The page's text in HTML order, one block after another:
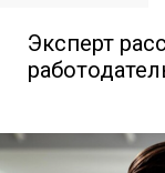
Эксперт